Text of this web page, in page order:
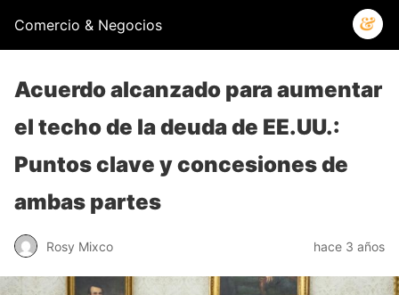
Comercio & Negocios
Acuerdo alcanzado para aumentar
el techo de la deuda de EE.UU.:
Puntos clave y concesiones de
ambas partes
Rosy Mixco hace 3 años